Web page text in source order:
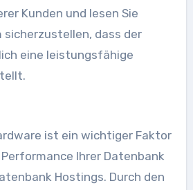
Kunden und lesen Sie
sicherzustellen, dass der
eine leistungsfähige
ist ein wichtiger Faktor
Ihrer Datenbank
Hostings. Durch den